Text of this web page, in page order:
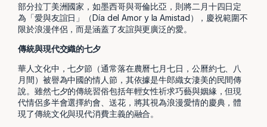
部分拉丁美洲國家，如墨西哥與哥倫比亞，則將二月十四日定
為「愛與友誼日」（Día del Amor y la Amistad），慶祝範圍不
限於浪漫伴侶，而是涵蓋了友誼與更廣泛的愛。
傳統與現代交織的七夕
華人文化中，七夕節（通常落在農曆七月七日，公曆約七、八
月間）被譽為中國的情人節，其依據是牛郎織女淒美的民間傳
說。雖然七夕的傳統習俗包括年輕女性祈求巧藝與姻緣，但現
代情侶多半會選擇約會、送花，將其視為浪漫愛情的慶典，體
現了傳統文化與現代消費主義的融合。